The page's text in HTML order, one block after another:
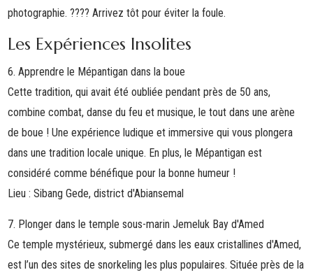
photographie. ????Arrivez tôt pour éviter la foule.
Les Expériences Insolites
6. Apprendre le Mépantigan dans la boue
Cette tradition, qui avait été oubliée pendant près de 50 ans,
combine combat, danse du feu et musique, le tout dans une arène
de boue ! Une expérience ludique et immersive qui vous plongera
dans une tradition locale unique. En plus, le Mépantigan est
considéré comme bénéfique pour la bonne humeur !
Lieu : Sibang Gede, district d'Abiansemal
7. Plonger dans le temple sous-marin Jemeluk Bay d'Amed
Ce temple mystérieux, submergé dans les eaux cristallines d'Amed,
est l’un des sites de snorkeling les plus populaires. Située près de la